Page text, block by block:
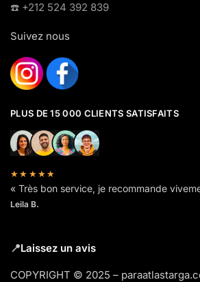
☎️​ +212 524 392 839
Suivez nous
PLUS DE 15 000 CLIENTS SATISFAITS
★★★★★
« Très bon service, je recommande
Leila B.
📍Laissez un avis
COPYRIGHT © 2025 –